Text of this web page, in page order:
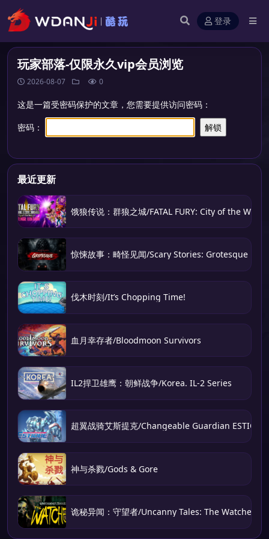
登录
玩家部落-仅限永久vip会员浏览
2026-08-07 0
这是一篇受密码保护的文章，您需要提供访问密码：
密码：
最近更新
饿狼传说：群狼之城/FATAL FURY: City of the
惊悚故事：畸怪见闻/Scary Stories: Grotesque
伐木时刻/It’s Chopping Time!
血月幸存者/Bloodmoon Survivors
IL2捍卫雄鹰：朝鲜战争/Korea. IL-2 Series
超翼战骑艾斯提克/Changeable Guardian ESTIQUE
神与杀戮/Gods & Gore
诡秘异闻：守望者/Uncanny Tales: The Watcher